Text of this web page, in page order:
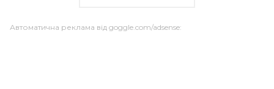
Автоматична реклама від goggle.com/adsense: